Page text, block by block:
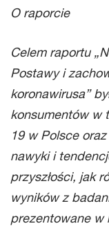
O raporcie
Celem raportu
Postawy i
koronawirusa”
konsumentów w
19 w Polsce
nawyki i
przyszłości, jak
wyników z
prezentowane w